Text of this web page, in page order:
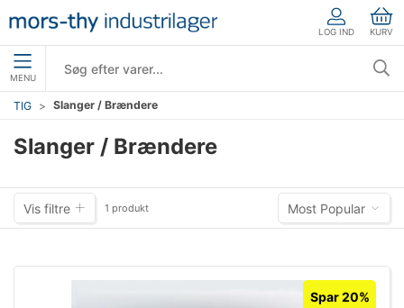
LOG IND KURV
MENU
TIG Slanger / Brændere
Slanger / Brændere
Vis filtre 1 produkt Most Popular
Spar 20%